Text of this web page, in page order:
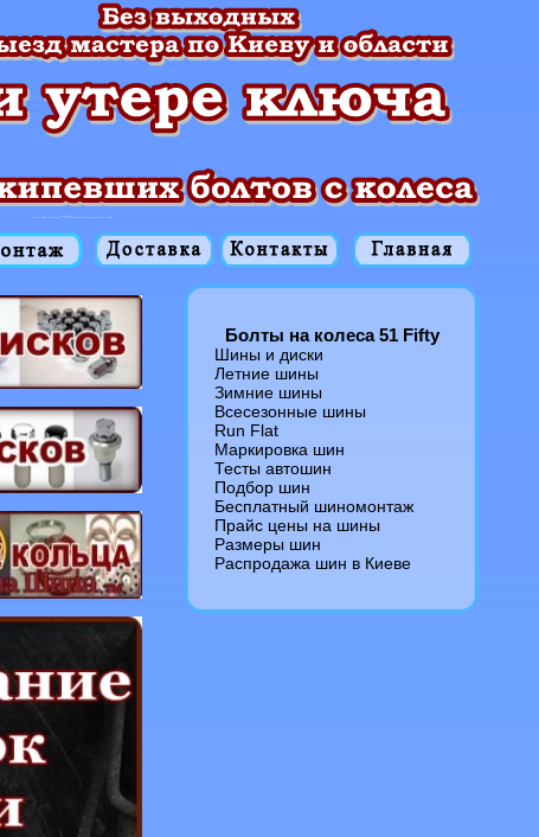
Болты на колеса 51 Fifty
Шины и диски
Летние шины
Зимние шины
Всесезонные шины
Run Flat
Маркировка шин
Тесты автошин
Подбор шин
Бесплатный шиномонтаж
Прайс цены на шины
Размеры шин
Распродажа шин в Киеве